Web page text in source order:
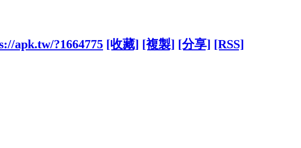
apk.tw/?1664775 [收藏] [複製] [分享] [RSS]